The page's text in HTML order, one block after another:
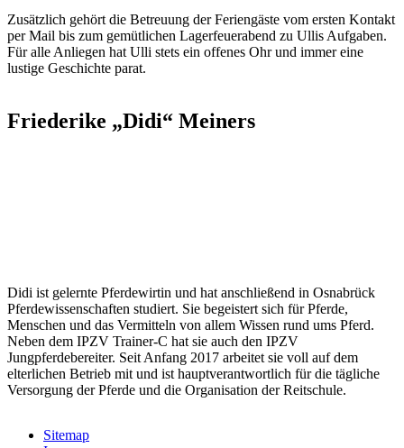
Zusätzlich gehört die Betreuung der Feriengäste vom ersten Kontakt
per Mail bis zum gemütlichen Lagerfeuerabend zu Ullis Aufgaben.
Für alle Anliegen hat Ulli stets ein offenes Ohr und immer eine
lustige Geschichte parat.
Friederike „Didi“ Meiners
Didi ist gelernte Pferdewirtin und hat anschließend in Osnabrück
Pferdewissenschaften studiert. Sie begeistert sich für Pferde,
Menschen und das Vermitteln von allem Wissen rund ums Pferd.
Neben dem IPZV Trainer-C hat sie auch den IPZV
Jungpferdebereiter. Seit Anfang 2017 arbeitet sie voll auf dem
elterlichen Betrieb mit und ist hauptverantwortlich für die tägliche
Versorgung der Pferde und die Organisation der Reitschule.
Sitemap